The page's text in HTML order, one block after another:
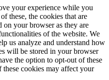
your experience while you
these, the cookies that are
on your browser as they are
of the website. We
us analyze and understand how
will be stored in your browser
the option to opt-out of these
cookies may affect your